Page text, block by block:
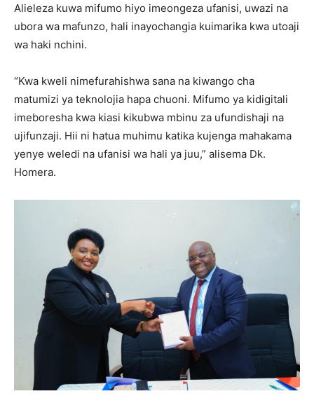
Alieleza kuwa mifumo hiyo imeongeza ufanisi, uwazi na
ubora wa mafunzo, hali inayochangia kuimarika kwa utoaji
wa haki nchini.
“Kwa kweli nimefurahishwa sana na kiwango cha
matumizi ya teknolojia hapa chuoni. Mifumo ya kidigitali
imeboresha kwa kiasi kikubwa mbinu za ufundishaji na
ujifunzaji. Hii ni hatua muhimu katika kujenga mahakama
yenye weledi na ufanisi wa hali ya juu,” alisema Dk.
Homera.